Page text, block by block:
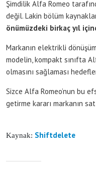
Şimdilik Alfa Romeo
değil. Lakin bölüm
önümüzdeki birkaç yıl
Markanın elektrikli
modelin, kompakt sınıfta
olmasını sağlaması
Sizce Alfa Romeo’nun bu
getirme kararı markanın
Kaynak: Shiftdelete